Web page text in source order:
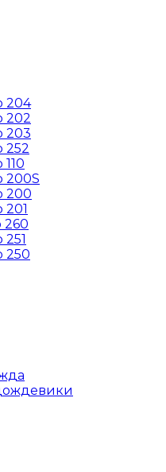
204
202
203
252
200S
200
260
250